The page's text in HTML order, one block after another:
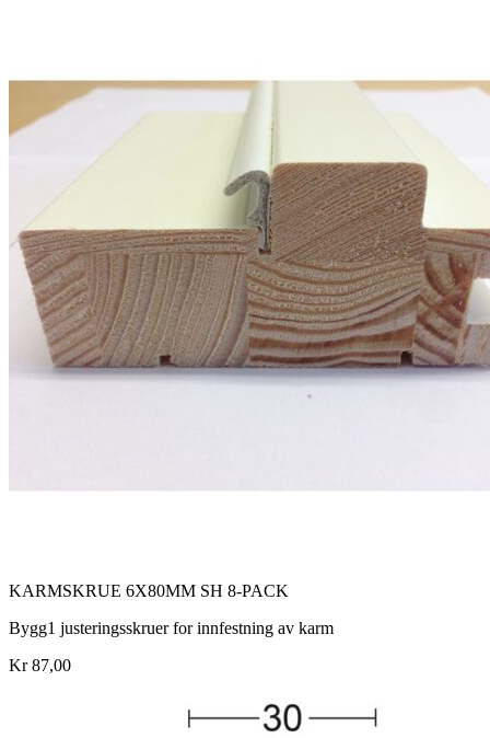
KARMSKRUE 6X80MM SH 8-PACK
Bygg1 justeringsskruer for innfestning av karm
Kr 87,00